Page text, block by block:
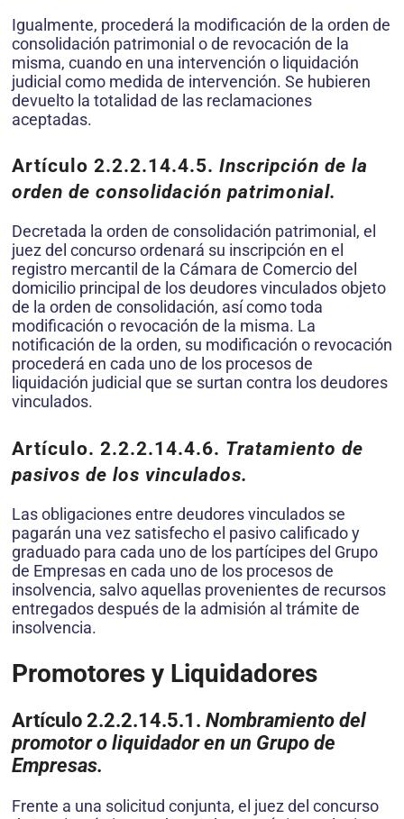
Igualmente, procederá la modificación de la orden de
consolidación patrimonial o de revocación de la
misma, cuando en una intervención o liquidación
judicial como medida de intervención. Se hubieren
devuelto la totalidad de las reclamaciones
aceptadas.
Artículo 2.2.2.14.4.5. Inscripción de la
orden de consolidación patrimonial.
Decretada la orden de consolidación patrimonial, el
juez del concurso ordenará su inscripción en el
registro mercantil de la Cámara de Comercio del
domicilio principal de los deudores vinculados objeto
de la orden de consolidación, así como toda
modificación o revocación de la misma. La
notificación de la orden, su modificación o revocación
procederá en cada uno de los procesos de
liquidación judicial que se surtan contra los deudores
vinculados.
Artículo. 2.2.2.14.4.6. Tratamiento de
pasivos de los vinculados.
Las obligaciones entre deudores vinculados se
pagarán una vez satisfecho el pasivo calificado y
graduado para cada uno de los partícipes del Grupo
de Empresas en cada uno de los procesos de
insolvencia, salvo aquellas provenientes de recursos
entregados después de la admisión al trámite de
insolvencia.
Promotores y Liquidadores
Artículo 2.2.2.14.5.1. Nombramiento del
promotor o liquidador en un Grupo de
Empresas.
Frente a una solicitud conjunta, el juez del concurso